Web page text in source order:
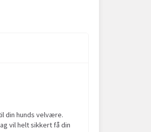
din hunds velvære.
vil helt sikkert få din